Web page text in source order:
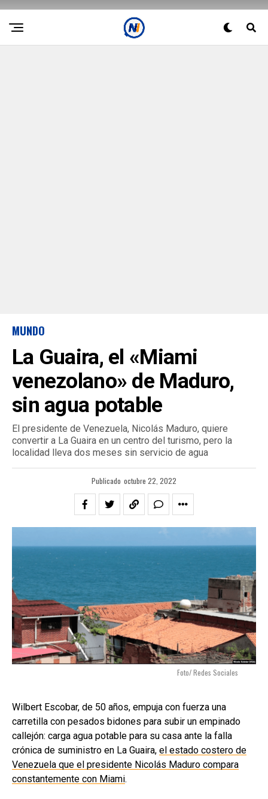
MUNDO
La Guaira, el «Miami
venezolano» de Maduro,
sin agua potable
El presidente de Venezuela, Nicolás Maduro, quiere
convertir a La Guaira en un centro del turismo, pero la
localidad lleva dos meses sin servicio de agua
Publicado octubre 22, 2022
Foto/ Redes Sociales
Wilbert Escobar, de 50 años, empuja con fuerza una
carretilla con pesados bidones para subir un empinado
callejón: carga agua potable para su casa ante la falla
crónica de suministro en La Guaira, el estado costero de
Venezuela que el presidente Nicolás Maduro compara
constantemente con Miami.